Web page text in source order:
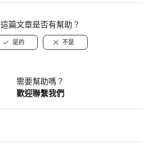
這篇文章是否有幫助？
是的 不是
需要幫助嗎？
歡迎聯繫我們